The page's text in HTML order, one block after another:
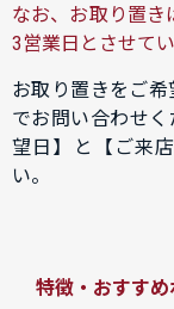
なお、お取り置き
3営業日とさせてい
お取り置きをご
でお問い合わせ
望日】と【ご来
い。
特徴・おすすめ